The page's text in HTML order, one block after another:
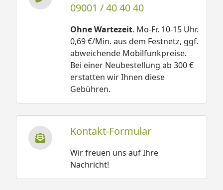
09001 / 40 40 40
Ohne Wartezeit. Mo-Fr. 10-15 Uhr.
0,69 €/Min. aus dem Festnetz, ggf.
abweichende Mobilfunkpreise.
Bei einer Neubestellung ab 300 €
erstatten wir Ihnen diese
Gebühren.
Kontakt-Formular
Wir freuen uns auf Ihre
Nachricht!